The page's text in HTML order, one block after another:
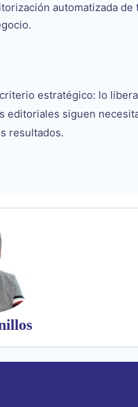
automatizada
estratégico: lo
siguen
resultados.